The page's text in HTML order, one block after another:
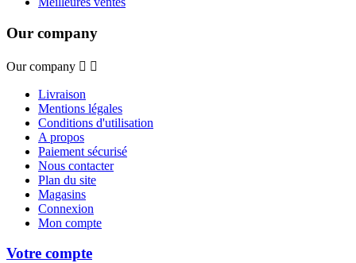
Our company
Our company  
Livraison
Mentions légales
Conditions d'utilisation
A propos
Paiement sécurisé
Nous contacter
Plan du site
Magasins
Connexion
Mon compte
Votre compte